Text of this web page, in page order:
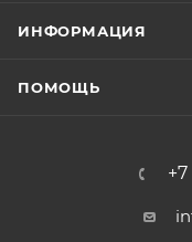
ИНФОРМАЦИЯ
ПОМОЩЬ